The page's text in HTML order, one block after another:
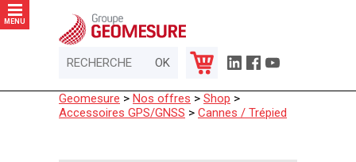
MENU
Geomesure > Nos offres > Shop >
Accessoires GPS/GNSS > Cannes / Trépied
Panneau de gestion des cookies